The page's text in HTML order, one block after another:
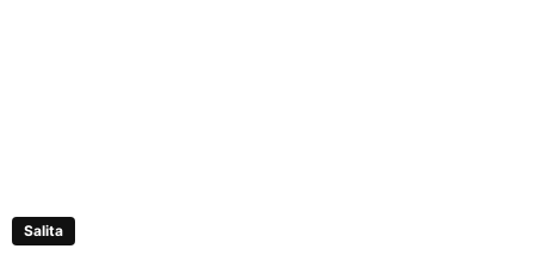
Salita